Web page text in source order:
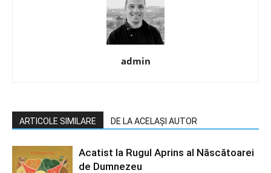
admin
ARTICOLE SIMILARE DE LA ACELAȘI AUTOR
Acatist la Rugul Aprins al Născătoarei
de Dumnezeu